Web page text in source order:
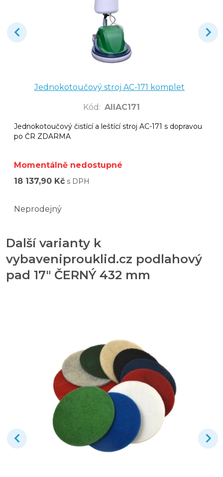
Jednokotoučový stroj AC-171 komplet
Kód : AllAC171
Jednokotoučový čistící a leštící stroj AC-171 s dopravou
po ČR ZDARMA
Momentálně nedostupné
18 137,90 Kč s DPH
Neprodejný
Další varianty k
vybaveniprouklid.cz podlahový
pad 17" ČERNÝ 432 mm